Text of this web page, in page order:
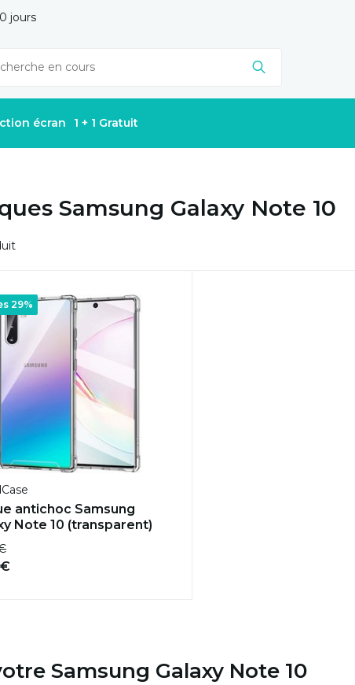
jours
écran 1 + 1 Gratuit
Samsung Galaxy Note 10
29%
antichoc Samsung
Note 10 (transparent)
Samsung Galaxy Note 10